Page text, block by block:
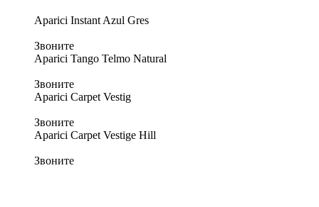
Aparici Instant Azul Gres
Звоните
Aparici Tango Telmo Natural
Звоните
Aparici Carpet Vestig
Звоните
Aparici Carpet Vestige Hill
Звоните